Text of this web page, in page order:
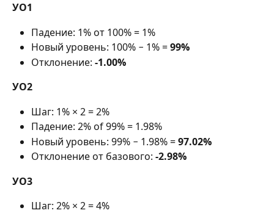
УО1
Падение: 1% от 100% = 1%
Новый уровень: 100% − 1% = 99%
Отклонение: -1.00%
УО2
Шаг: 1% × 2 = 2%
Падение: 2% of 99% = 1.98%
Новый уровень: 99% − 1.98% = 97.02%
Отклонение от базового: -2.98%
УО3
Шаг: 2% × 2 = 4%